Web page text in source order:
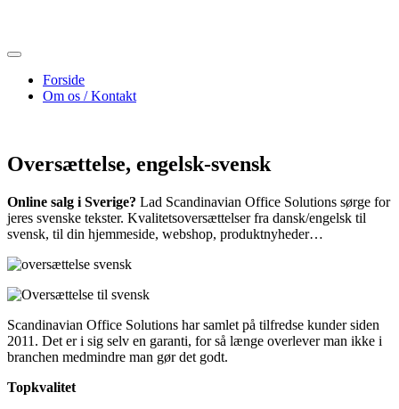
Forside
Om os / Kontakt
Oversættelse, engelsk-svensk
Online salg i Sverige? Lad Scandinavian Office Solutions sørge for
jeres svenske tekster. Kvalitetsoversættelser fra dansk/engelsk til
svensk, til din hjemmeside, webshop, produktnyheder…
Scandinavian Office Solutions har samlet på tilfredse kunder siden
2011. Det er i sig selv en garanti, for så længe overlever man ikke i
branchen medmindre man gør det godt.
Topkvalitet